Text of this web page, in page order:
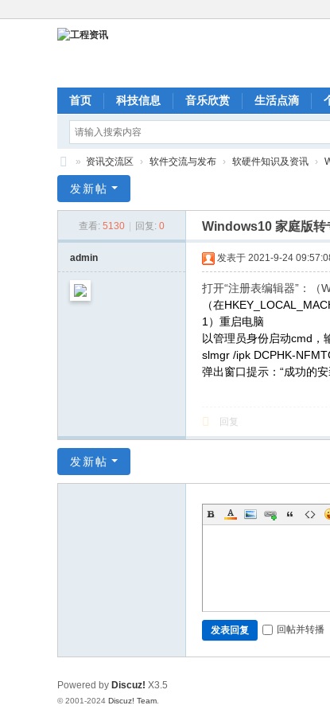
首页 科技信息 音乐欣赏 生活点滴
程
» 资讯交流区 › 软件交流与发布 › 软硬件知识及资讯 ›
发新帖
查看: 5130 回复: 0 Windows10 家庭版转
admin 发表于 2021-9-24
打开“注册表编辑器”：（
（在
1）重启电脑
以管理员身份启动cmd，
slmgr /ipk DCPHK-
弹出窗口提示：“成功的安
回复
发新帖
发表回复 回帖并转播
Powered by Discuz! X3.5
© 2001-2024 Discuz! Team